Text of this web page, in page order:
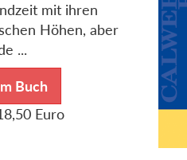
mit ihren
Höhen, aber
...
Buch
Euro